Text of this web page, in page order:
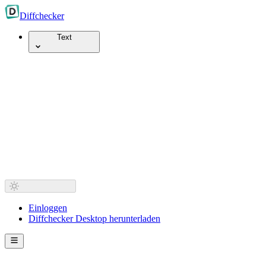
Diffchecker
Text
Einloggen
Diffchecker Desktop herunterladen